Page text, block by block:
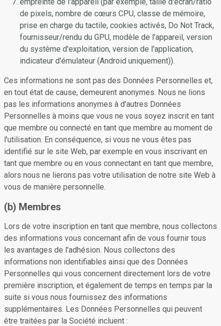
de pixels, nombre de cœurs CPU, classe de mémoire,
prise en charge du tactile, cookies activés, Do Not Track,
fournisseur/rendu du GPU, modèle de l'appareil, version
du système d'exploitation, version de l'application,
indicateur d'émulateur (Android uniquement)).
Ces informations ne sont pas des Données Personnelles et,
en tout état de cause, demeurent anonymes. Nous ne lions
pas les informations anonymes à d'autres Données
Personnelles à moins que vous ne vous soyez inscrit en tant
que membre ou connecté en tant que membre au moment de
l'utilisation. En conséquence, si vous ne vous êtes pas
identifié sur le site Web, par exemple en vous inscrivant en
tant que membre ou en vous connectant en tant que membre,
alors nous ne lierons pas votre utilisation de notre site Web à
vous de manière personnelle.
(b) Membres
Lors de votre inscription en tant que membre, nous collectons
des informations vous concernant afin de vous fournir tous
les avantages de l'adhésion. Nous collectons des
informations non identifiables ainsi que des Données
Personnelles qui vous concernent directement lors de votre
première inscription, et également de temps en temps par la
suite si vous nous fournissez des informations
supplémentaires. Les Données Personnelles qui peuvent
être traitées par la Société incluent :